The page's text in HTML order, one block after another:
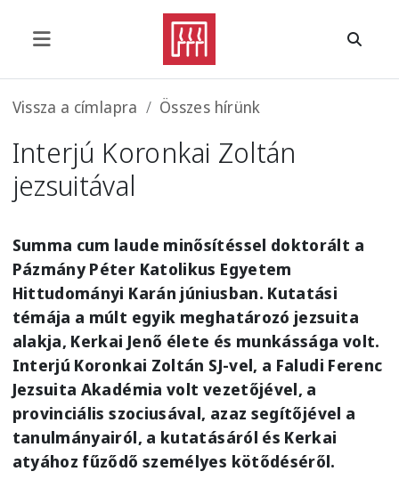
Morzsa
Vissza a címlapra Összes hírünk
Interjú Koronkai Zoltán
jezsuitával
Summa cum laude minősítéssel doktorált a
Pázmány Péter Katolikus Egyetem
Hittudományi Karán júniusban. Kutatási
témája a múlt egyik meghatározó jezsuita
alakja, Kerkai Jenő élete és munkássága volt.
Interjú Koronkai Zoltán SJ-vel, a Faludi Ferenc
Jezsuita Akadémia volt vezetőjével, a
provinciális szociusával, azaz segítőjével a
tanulmányairól, a kutatásáról és Kerkai
atyához fűződő személyes kötődéséről.